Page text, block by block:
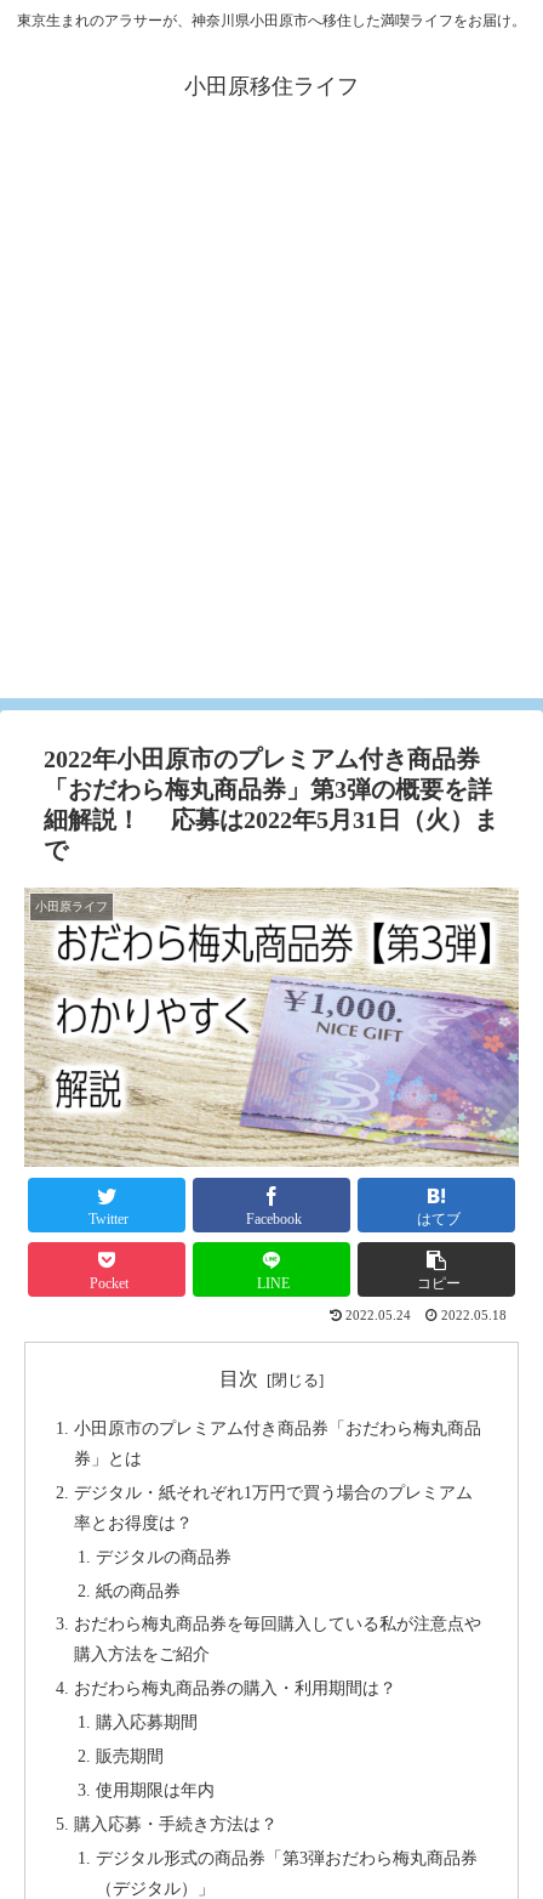
東京生まれのアラサーが、神奈川県小田原市へ移住した満喫ライフをお届け。
小田原移住ライフ
2022年小田原市のプレミアム付き商品券
「おだわら梅丸商品券」第3弾の概要を詳
細解説！ 応募は2022年5月31日（火）ま
で
小田原ライフ
Twitter Facebook はてブ
Pocket LINE コピー
2022.05.24 2022.05.18
目次
小田原市のプレミアム付き商品券「おだわら梅丸商品
券」とは
デジタル・紙それぞれ1万円で買う場合のプレミアム
率とお得度は？
デジタルの商品券
紙の商品券
おだわら梅丸商品券を毎回購入している私が注意点や
購入方法をご紹介
おだわら梅丸商品券の購入・利用期間は？
購入応募期間
販売期間
使用期限は年内
購入応募・手続き方法は？
デジタル形式の商品券「第3弾おだわら梅丸商品券
（デジタル）」